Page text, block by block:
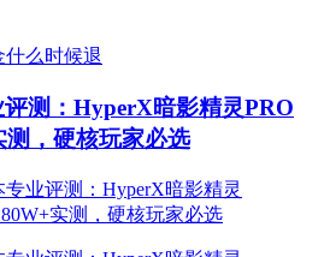
测：HyperX暗影精灵PRO
测，硬核玩家必选